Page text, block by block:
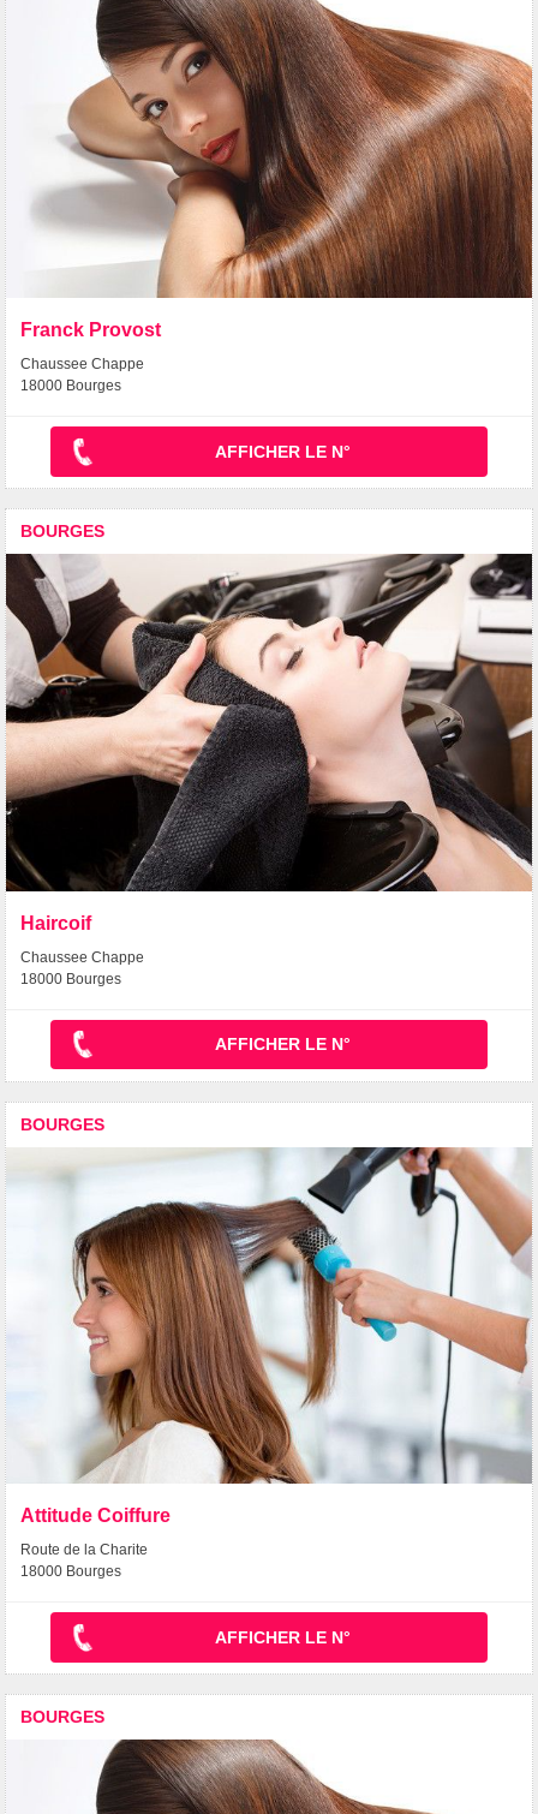
Franck Provost
Chaussee Chappe
18000 Bourges
AFFICHER LE N°
BOURGES
Haircoif
Chaussee Chappe
18000 Bourges
AFFICHER LE N°
BOURGES
Attitude Coiffure
Route de la Charite
18000 Bourges
AFFICHER LE N°
BOURGES